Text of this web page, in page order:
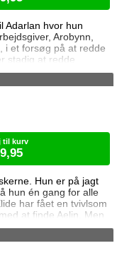
Adarlan hvor hun
Arobynn,
i et forsøg på at redde
stadig at redde
sværere som
kæmpe imod.
svær situation.
hende klare
Hun er på jagt
hun én gang for alle
har fået en tvivlsom
at finde Aelin. Men
vågner i lænker og
der hjalp ham i
til kurv